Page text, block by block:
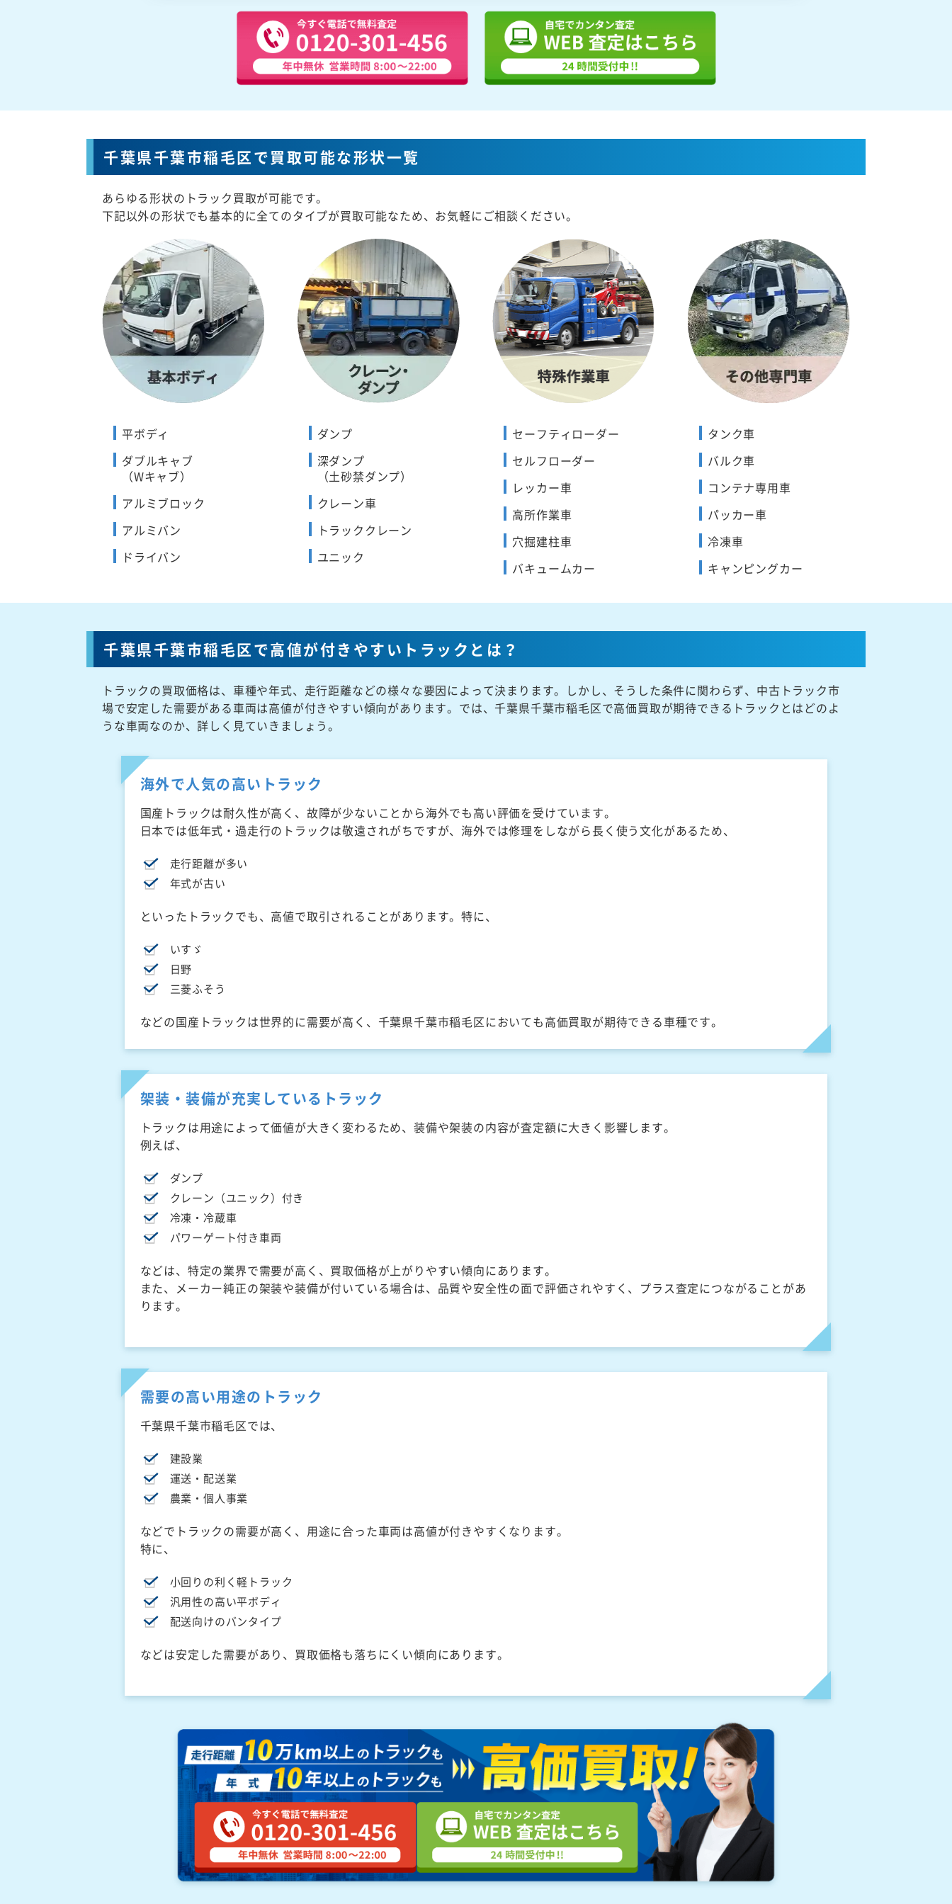
千葉県千葉市稲毛区で買取可能な形状一覧
あらゆる形状のトラック買取が可能です。
下記以外の形状でも基本的に全てのタイプが買取可能なため、お気軽にご相談ください。
平ボディ
ダブルキャブ
（Wキャブ）
アルミブロック
アルミバン
ドライバン
ダンプ
深ダンプ
（土砂禁ダンプ）
クレーン車
トラッククレーン
ユニック
セーフティローダー
セルフローダー
レッカー車
高所作業車
穴掘建柱車
バキュームカー
タンク車
バルク車
コンテナ専用車
パッカー車
冷凍車
キャンピングカー
千葉県千葉市稲毛区で高値が付きやすいトラックとは？
トラックの買取価格は、車種や年式、走行距離などの様々な要因によって決まります。しかし、そうした条件に関わらず、中古トラック市
場で安定した需要がある車両は高値が付きやすい傾向があります。では、千葉県千葉市稲毛区で高価買取が期待できるトラックとはどのよ
うな車両なのか、詳しく見ていきましょう。
海外で人気の高いトラック
国産トラックは耐久性が高く、故障が少ないことから海外でも高い評価を受けています。
日本では低年式・過走行のトラックは敬遠されがちですが、海外では修理をしながら長く使う文化があるため、
走行距離が多い
年式が古い
といったトラックでも、高値で取引されることがあります。特に、
いすゞ
日野
三菱ふそう
などの国産トラックは世界的に需要が高く、千葉県千葉市稲毛区においても高価買取が期待できる車種です。
架装・装備が充実しているトラック
トラックは用途によって価値が大きく変わるため、装備や架装の内容が査定額に大きく影響します。
例えば、
ダンプ
クレーン（ユニック）付き
冷凍・冷蔵車
パワーゲート付き車両
などは、特定の業界で需要が高く、買取価格が上がりやすい傾向にあります。
また、メーカー純正の架装や装備が付いている場合は、品質や安全性の面で評価されやすく、プラス査定につながることがあ
ります。
需要の高い用途のトラック
千葉県千葉市稲毛区では、
建設業
運送・配送業
農業・個人事業
などでトラックの需要が高く、用途に合った車両は高値が付きやすくなります。
特に、
小回りの利く軽トラック
汎用性の高い平ボディ
配送向けのバンタイプ
などは安定した需要があり、買取価格も落ちにくい傾向にあります。